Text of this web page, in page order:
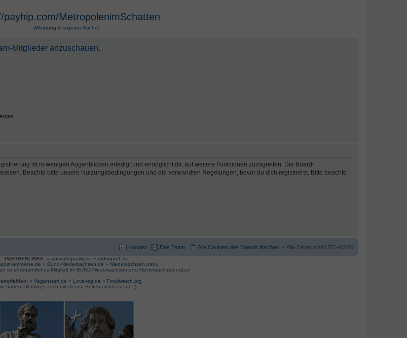
payhip.com/MetropolenimSchatten
(Werbung in eigener Sache)
Mitglieder anzuschauen.
ist in wenigen Augenblicken erledigt und ermöglicht dir, auf weitere Funktionen zuzugreifen. Die Board-
Beachte bitte unsere Nutzungsbedingungen und die verwandten Regelungen, bevor du dich registrierst. Bitte beachte
Alle Zeiten sind UTC+02:00
Alle Cookies des Boards löschen
Das Team
Kontakt
PARTNERLINKS: » animalequality.de » radiorpm1.de
ammeloe.de » Bund-Niedersachsen.de » Niedersachsen.nabu
ist ehrenamtliches Mitglied im BUND-Niedersachsen und Niedersachsen.nabu)
» Veganstart.de » Loveveg.de » Foodwatch.org
haben allerdings auch mit diesen Seiten nichts zu tun !)